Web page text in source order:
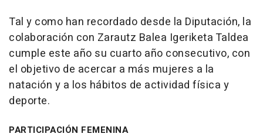
Tal y como han recordado desde la Diputación, la
colaboración con Zarautz Balea Igeriketa Taldea
cumple este año su cuarto año consecutivo, con
el objetivo de acercar a más mujeres a la
natación y a los hábitos de actividad física y
deporte.
PARTICIPACIÓN FEMENINA